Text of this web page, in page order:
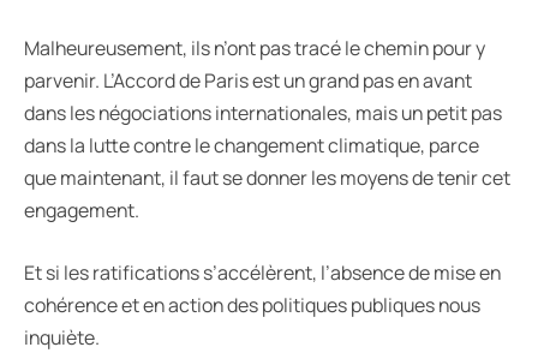
Malheureusement, ils n’ont pas tracé le chemin pour y
parvenir. L’Accord de Paris est un grand pas en avant
dans les négociations internationales, mais un petit pas
dans la lutte contre le changement climatique, parce
que maintenant, il faut se donner les moyens de tenir cet
engagement.
Et si les ratifications s’accélèrent, l’absence de mise en
cohérence et en action des politiques publiques nous
inquiète.